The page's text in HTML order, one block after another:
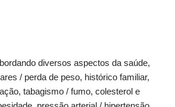
diversos aspectos da saúde,
/ perda de peso, histórico familiar,
tabagismo / fumo, colesterol e